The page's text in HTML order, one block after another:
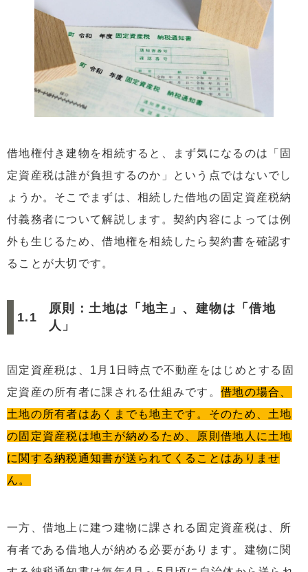
4.2各種契約更新の際に発生する「更新料」
4.3 相続では不要な「名義書換料」要求に注意
借地権の維持費を負担に感じたら「売却」という選択肢
5.1地主に売却する
5.3専門の不動産会社に売却する
6まとめ
借地権付き建物を相続すると、まず気になるのは「固
定資産税は誰が負担するのか」という点ではないでし
ょうか。そこでまずは、相続した借地の固定資産税納
付義務者について解説します。契約内容によっては例
外も生じるため、借地権を相続したら契約書を確認す
ることが大切です。
原則：土地は「地主」、建物は「借地
人」
固定資産税は、1月1日時点で不動産をはじめとする固
定資産の所有者に課される仕組みです。借地の場合、
土地の所有者はあくまでも地主です。そのため、土地
の固定資産税は地主が納めるため、原則借地人に土地
に関する納税通知書が送られてくることはありませ
ん。
一方、借地上に建つ建物に課される固定資産税は、所
有者である借地人が納める必要があります。建物に関